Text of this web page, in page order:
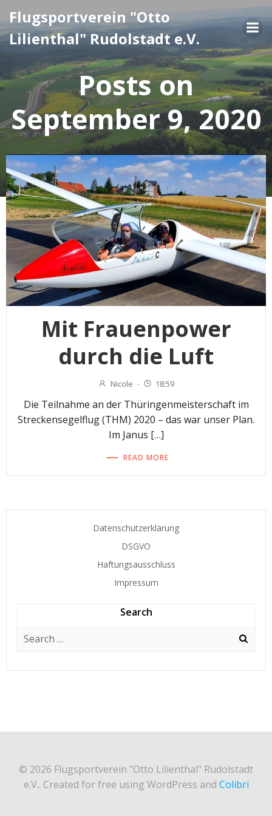
Inhalt
springen
Flugsportverein "Otto
Lilienthal" Rudolstadt e.V.
Posts on
September 9, 2020
Mit Frauenpower
durch die Luft
Nicole - 18:59
Die Teilnahme an der Thüringenmeisterschaft im
Streckensegelflug (THM) 2020 – das war unser Plan.
Im Janus […]
READ MORE
Datenschutzerklärung
DSGVO
Haftungsausschluss
Impressum
Search
Search
© 2026 Flugsportverein "Otto Lilienthal" Rudolstadt
e.V.. Created for free using WordPress and Colibri